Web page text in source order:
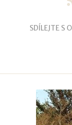
SDÍLEJTE S